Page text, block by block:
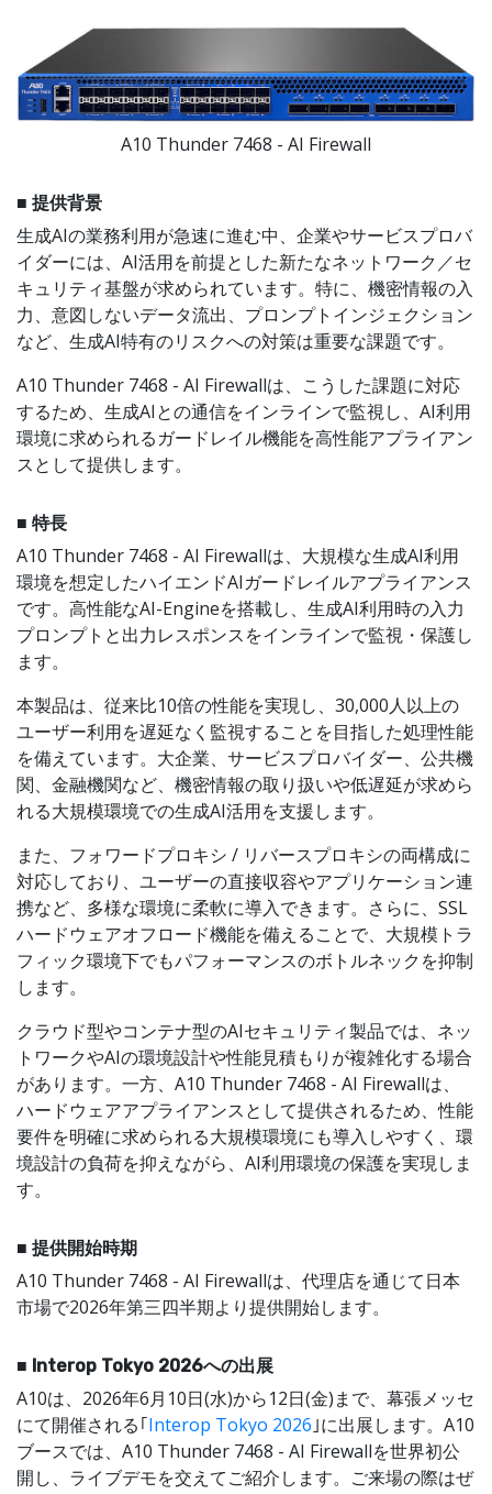
A10 Thunder 7468 - AI Firewall
■ 提供背景
生成AIの業務利用が急速に進む中、企業やサービスプロバ
イダーには、AI活用を前提とした新たなネットワーク／セ
キュリティ基盤が求められています。特に、機密情報の入
力、意図しないデータ流出、プロンプトインジェクション
など、生成AI特有のリスクへの対策は重要な課題です。
A10 Thunder 7468 - AI Firewallは、こうした課題に対応
するため、生成AIとの通信をインラインで監視し、AI利用
環境に求められるガードレイル機能を高性能アプライアン
スとして提供します。
■ 特長
A10 Thunder 7468 - AI Firewallは、大規模な生成AI利用
環境を想定したハイエンドAIガードレイルアプライアンス
です。高性能なAI-Engineを搭載し、生成AI利用時の入力
プロンプトと出力レスポンスをインラインで監視・保護し
ます。
本製品は、従来比10倍の性能を実現し、30,000人以上の
ユーザー利用を遅延なく監視することを目指した処理性能
を備えています。大企業、サービスプロバイダー、公共機
関、金融機関など、機密情報の取り扱いや低遅延が求めら
れる大規模環境での生成AI活用を支援します。
また、フォワードプロキシ / リバースプロキシの両構成に
対応しており、ユーザーの直接収容やアプリケーション連
携など、多様な環境に柔軟に導入できます。さらに、SSL
ハードウェアオフロード機能を備えることで、大規模トラ
フィック環境下でもパフォーマンスのボトルネックを抑制
します。
クラウド型やコンテナ型のAIセキュリティ製品では、ネッ
トワークやAIの環境設計や性能見積もりが複雑化する場合
があります。一方、A10 Thunder 7468 - AI Firewallは、
ハードウェアアプライアンスとして提供されるため、性能
要件を明確に求められる大規模環境にも導入しやすく、環
境設計の負荷を抑えながら、AI利用環境の保護を実現しま
す。
■ 提供開始時期
A10 Thunder 7468 - AI Firewallは、代理店を通じて日本
市場で2026年第三四半期より提供開始します。
■ Interop Tokyo 2026への出展
A10は、2026年6月10日(水)から12日(金)まで、幕張メッセ
にて開催される｢Interop Tokyo 2026 ｣に出展します。A10
ブースでは、A10 Thunder 7468 - AI Firewallを世界初公
開し、ライブデモを交えてご紹介します。ご来場の際はぜ